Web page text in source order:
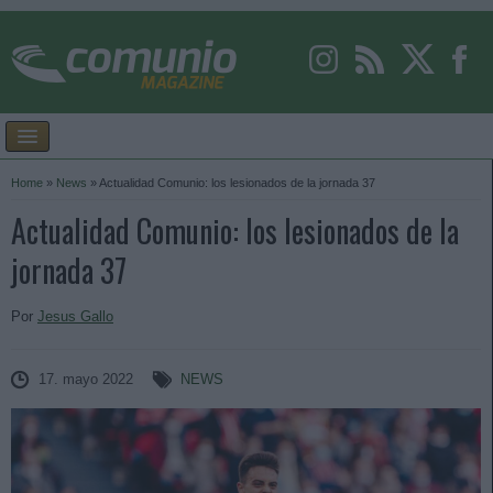
Home » News » Actualidad Comunio: los lesionados de la jornada 37
Actualidad Comunio: los lesionados de la
jornada 37
Por Jesus Gallo
17. mayo 2022 NEWS